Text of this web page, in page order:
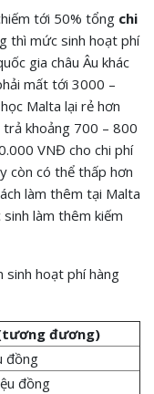
tới 50% tổng chi
thì mức sinh hoạt phí
gia châu Âu khác
mất tới 3000 –
Malta lại rẻ hơn
khoảng 700 – 800
VNĐ cho chi phí
còn có thể thấp hơn
làm thêm tại Malta
làm thêm kiếm
sinh hoạt phí hàng
đương)
đồng
đồng